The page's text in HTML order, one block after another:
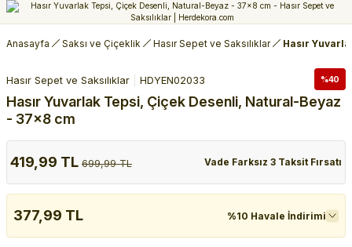
Anasayfa Saksı ve Çiçeklik Hasır Sepet ve Saksılıklar Hasır
%40
Hasır Sepet ve Saksılıklar HDYEN02033
Hasır Yuvarlak Tepsi, Çiçek Desenli, Natural-Beyaz
- 37x8 cm
419,99 TL 699,99 TL Vade Farksız 3 Taksit Fırsatı
377,99 TL %10 Havale İndirimi